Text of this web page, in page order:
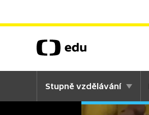
Stupně vzdělávání